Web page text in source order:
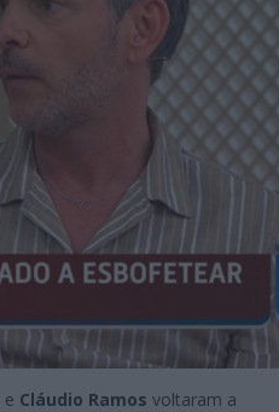
e Cláudio Ramos voltaram a